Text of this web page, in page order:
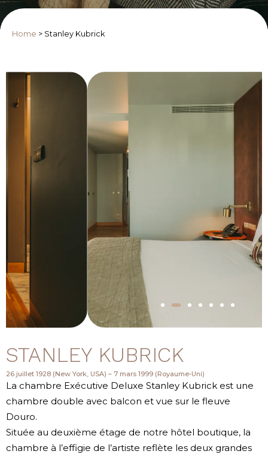
Home > Stanley Kubrick
STANLEY KUBRICK
26 juillet 1928 (New York, USA) – 7 mars 1999 (Royaume-Uni)
La chambre Exécutive Deluxe Stanley Kubrick est une
chambre double avec balcon et vue sur le fleuve
Douro.
Située au deuxième étage de notre hôtel boutique, la
chambre à l’effigie de l’artiste reflète les deux grandes